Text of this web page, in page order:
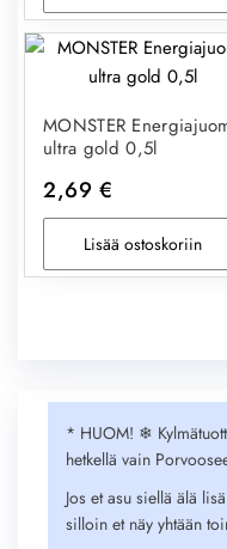
2,40 €.
MONSTER
ultra gold 0,5l
2,69 €
Lisää ostoskoriin
* HUOM! ❄︎
hetkellä vain
Jos et asu siellä älä
silloin et näy yhtään